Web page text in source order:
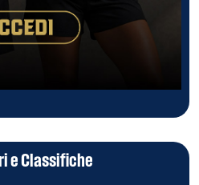
e Classifiche